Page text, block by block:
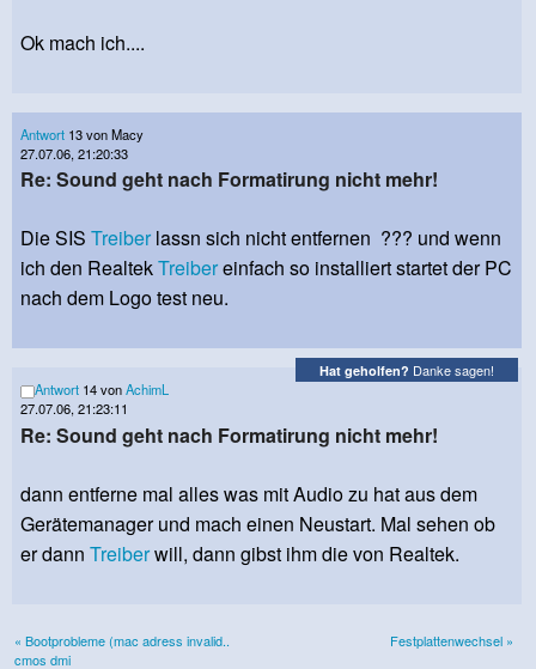
Ok mach ich....
Antwort 13 von Macy
27.07.06, 21:20:33
Re: Sound geht nach Formatirung nicht mehr!
Die SIS Treiber lassn sich nicht entfernen ??? und wenn
ich den RealtekTreibereinfach so installiert startet der PC
nach dem Logo test neu.
Hat geholfen? Danke sagen!
Antwort 14 vonAchimL
27.07.06, 21:23:11
Re: Sound geht nach Formatirung nicht mehr!
dann entferne mal alles was mit Audio zu hat aus dem
Gerätemanager und mach einen Neustart. Mal sehen ob
er dann Treiberwill, dann gibst ihm die von Realtek.
« Bootprobleme (mac adress invalid..
cmos dmi
Festplattenwechsel »